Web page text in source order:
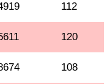
112
120
108